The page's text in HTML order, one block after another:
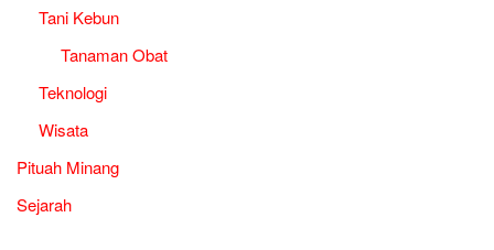
Tani Kebun
Tanaman Obat
Teknologi
Wisata
Pituah Minang
Sejarah